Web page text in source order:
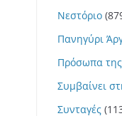
Νεστόριο
Πανηγύρι
Πρόσωπα
Συμβαίνει
Συνταγές